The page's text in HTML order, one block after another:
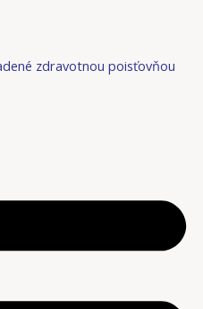
zdravotnou poisťovňou